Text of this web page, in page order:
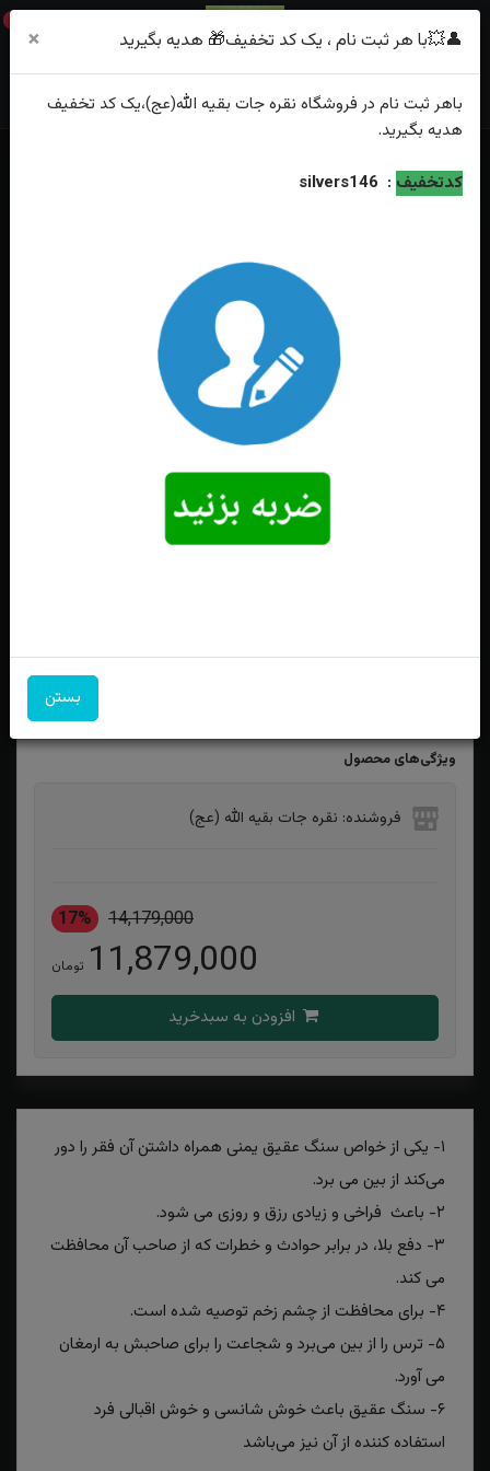
0
خانه
فهرست محصولات
انگشتر نقره عقیق مشکی یمنی طرح رولکسی مدل ساعتی
انگشتر نقره عقیق مشکی یمنی طرح رولکسی مدل ساعتی
ویژگی‌های محصول
فروشنده: نقره جات بقیه الله (عج)
14,179,000
17%
11,879,000 تومان
۱- یکی از خواص سنگ عقیق یمنی همراه داشتن آن فقر را دور
می‌کند از بین می برد.
۲- باعث فراخی و زیادی رزق و روزی می شود.
۳- دفع بلا، در برابر حوادث و خطرات که از صاحب آن محافظت
می کند.
۴- برای محافظت از چشم زخم توصیه شده است.
۵- ترس را از بین می‌برد و شجاعت را برای صاحبش به ارمغان
می آورد.
۶- سنگ عقیق باعث خوش شانسی و خوش اقبالی فرد
استفاده کننده از آن نیز می‌باشد
👤💥با هر ثبت نام ، یک کد تخفیف🎁 هدیه بگیرید ×
باهر ثبت نام در فروشگاه نقره جات بقیه الله(عج)،یک کد تخفیف
هدیه بگیرید.
کدتخفیف :
silvers146
بستن